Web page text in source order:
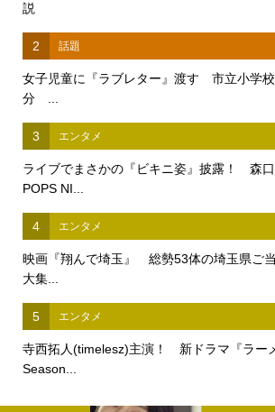
説
2 話題
女子児童に『ラブレター』渡す 市立小学
分 ...
3 エンタメ
ライブでまさかの『ビキニ姿』披露！ 森
POPS NI...
4 エンタメ
映画『翔んで埼玉』 総勢53体の埼玉県ご
大集...
5 エンタメ
寺西拓人(timelesz)主演！ 新ドラマ『ラー
Season...